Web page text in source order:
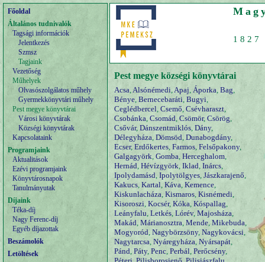
Főoldal
Általános tudnivalók
Tagsági információk
Jelentkezés
Szmsz
Tagjaink
Vezetőség
Műhelyek
Olvasószolgálatos műhely
Gyermekkönyvtári műhely
Pest megye könyvtárai
Városi könyvtárak
Községi könyvtárak
Kapcsolataink
Programjaink
Aktualitások
Ezévi programjaink
Könyvtárosnapok
Tanulmányutak
Díjaink
Téka-díj
Nagy Ferenc-díj
Egyéb díjazottak
Beszámolók
Letöltések
Pest megye községi könyvtárai
Acsa,Alsónémedi,Apaj, Áporka, Bag,
Bénye, Bernecebaráti, Bugyi,
Ceglédbercel, Csemő, Csévharaszt,
Csobánka, Csomád, Csömör, Csörög,
Csővár, Dánszentmiklós, Dány,
Délegyháza, Dömsöd, Dunabogdány,
Ecser, Erdőkertes, Farmos, Felsőpakony,
Galgagyörk, Gomba, Herceghalom,
Hernád, Hévízgyörk, Iklad, Inárcs,
Ipolydamásd, Ipolytölgyes, Jászkarajenő,
Kakucs, Kartal, Káva, Kemence,
Kiskunlacháza, Kismaros, Kisnémedi,
Kisoroszi, Kocsér, Kóka, Kóspallag,
Leányfalu, Letkés, Lórév, Majosháza,
Makád, Márianosztra, Mende, Mikebuda,
Mogyoród, Nagybörzsöny, Nagykovácsi,
Nagytarcsa, Nyáregyháza, Nyársapát,
Pánd, Páty, Penc, Perbál, Perőcsény,